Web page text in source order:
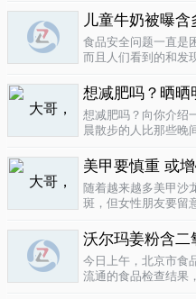
已涉嫌构成生产销售
安局依法查处。亿..
儿童牛奶被曝含
食品安全问题一直是
而且人们看到的和发
中国家向发达国家进
要为这种发展付出一
想减肥吗？晒晒
想减肥吗？向你介绍
晨散步的人比那些晚
国研究人员让54名男
器，记录他们在一个
美甲要慎重 或
随着越来越多美甲沙
斑，但女性朋友要留
美甲很受欢迎是因为
甲过程中用以硬化凝
沃尔玛姜粉含二
今日上午，北京市食
流通的食品检查结果